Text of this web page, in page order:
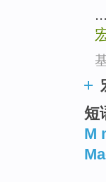
短
M